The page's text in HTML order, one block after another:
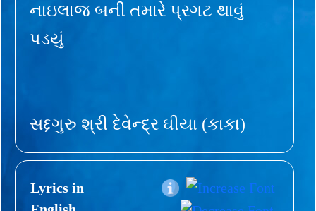
નાઇલાજ બની તમારે પ્રગટ થાવું
પડયું
સદ્દગુરુ શ્રી દેવેન્દ્ર ઘીયા (કાકા)
Lyrics in